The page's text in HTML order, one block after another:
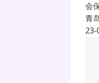
会
青
23-